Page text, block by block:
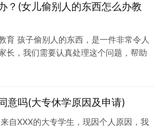
？(女儿偷别人的东西怎么办教
育 孩子偷别人的东西，是一件非常令人
长，我们需要认真处理这个问题，帮助
意吗(大专休学原因及申请)
自XXX的大专学生，现因个人原因，我